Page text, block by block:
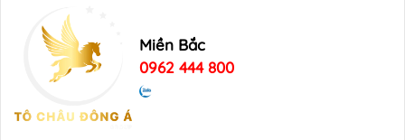
Miền Bắc
0962 444 800